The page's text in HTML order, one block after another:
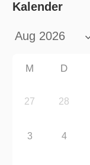
Kalender
M D
27 28
3 4